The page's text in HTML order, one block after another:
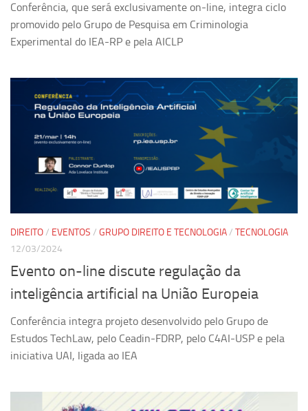
Publicações
Clipping
Relatórios
Revista Estudos Avançados
Espaço Cultural
Contato
Newsletter
Conferência, que será exclusivamente on-line, integra ciclo
promovido pelo Grupo de Pesquisa em Criminologia
Experimental do IEA-RP e pela AICLP
DIREITO/ EVENTOS / GRUPO DIREITO E TECNOLOGIA/ TECNOLOGIA
12/03/2024
Evento on-line discute regulação da
inteligência artificial na União Europeia
Conferência integra projeto desenvolvido pelo Grupo de
Estudos TechLaw, pelo Ceadin-FDRP, pelo C4AI-USP e pela
iniciativa UAI, ligada ao IEA